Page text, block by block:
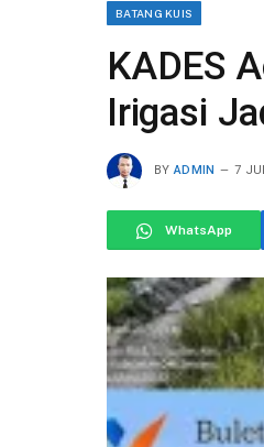
BATANG KUIS
KADES
Irigasi
BY ADMIN 7
WhatsApp